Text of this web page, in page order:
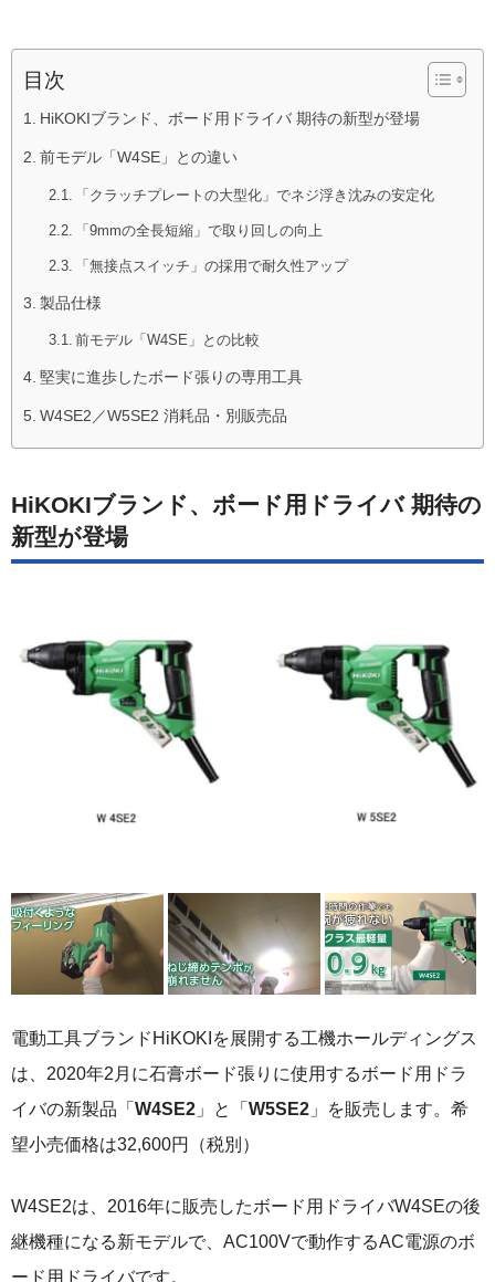
目次
HiKOKIブランド、ボード用ドライバ 期待の新型が登場
前モデル「W4SE」との違い
「クラッチプレートの大型化」でネジ浮き沈みの安定化
「9mmの全長短縮」で取り回しの向上
「無接点スイッチ」の採用で耐久性アップ
製品仕様
前モデル「W4SE」との比較
堅実に進歩したボード張りの専用工具
W4SE2／W5SE2 消耗品・別販売品
HiKOKIブランド、ボード用ドライバ 期待の
新型が登場
電動工具ブランドHiKOKIを展開する工機ホールディングス
は、2020年2月に石膏ボード張りに使用するボード用ドラ
イバの新製品「 W4SE2 」と「 W5SE2 」を販売します。希
望小売価格は32,600円（税別）
W4SE2は、2016年に販売したボード用ドライバW4SEの後
継機種になる新モデルで、AC100Vで動作するAC電源のボ
ード用ドライバです。